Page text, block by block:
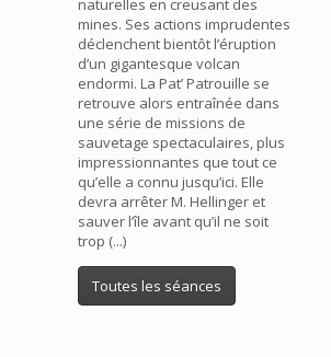
naturelles en creusant des
mines. Ses actions imprudentes
déclenchent bientôt l’éruption
d’un gigantesque volcan
endormi. La Pat’ Patrouille se
retrouve alors entraînée dans
une série de missions de
sauvetage spectaculaires, plus
impressionnantes que tout ce
qu’elle a connu jusqu’ici. Elle
devra arrêter M. Hellinger et
sauver l’île avant qu’il ne soit
trop (...)
Toutes les séances